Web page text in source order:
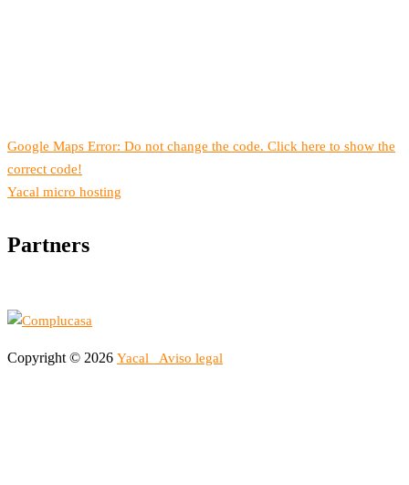
Google Maps Error: Do not change the code. Click here to show the
correct code!
Yacal micro hosting
Partners
Copyright © 2026 Yacal Aviso legal